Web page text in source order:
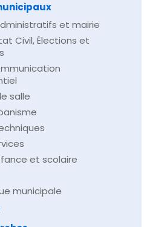
et mairie
Civil, Élections et
salle
et scolaire
municipale